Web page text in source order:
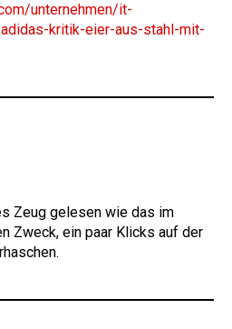
unternehmen/it-
kritik-eier-aus-stahl-mit-
Zeug gelesen wie das im
Zweck, ein paar Klicks auf der